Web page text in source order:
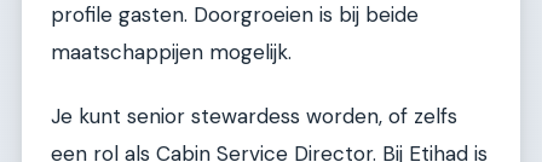
profile gasten. Doorgroeien is bij beide
maatschappijen mogelijk.
Je kunt senior stewardess worden, of zelfs
een rol als Cabin Service Director. Bij Etihad is